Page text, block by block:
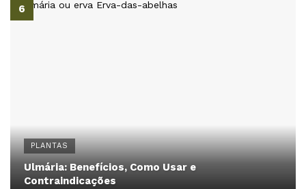
PLANTAS
Ulmária: Benefícios, Como Usar e
Contraindicações